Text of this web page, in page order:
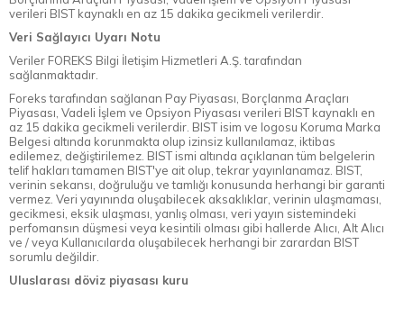
verileri BIST kaynaklı en az 15 dakika gecikmeli verilerdir.
Veri Sağlayıcı Uyarı Notu
Veriler FOREKS Bilgi İletişim Hizmetleri A.Ş. tarafından
sağlanmaktadır.
Foreks tarafından sağlanan Pay Piyasası, Borçlanma Araçları
Piyasası, Vadeli İşlem ve Opsiyon Piyasası verileri BIST kaynaklı en
az 15 dakika gecikmeli verilerdir. BIST isim ve logosu Koruma Marka
Belgesi altında korunmakta olup izinsiz kullanılamaz, iktibas
edilemez, değiştirilemez. BIST ismi altında açıklanan tüm belgelerin
telif hakları tamamen BIST'ye ait olup, tekrar yayınlanamaz. BIST,
verinin sekansı, doğruluğu ve tamlığı konusunda herhangi bir garanti
vermez. Veri yayınında oluşabilecek aksaklıklar, verinin ulaşmaması,
gecikmesi, eksik ulaşması, yanlış olması, veri yayın sistemindeki
perfomansın düşmesi veya kesintili olması gibi hallerde Alıcı, Alt Alıcı
ve / veya Kullanıcılarda oluşabilecek herhangi bir zarardan BIST
sorumlu değildir.
Uluslarası döviz piyasası kuru